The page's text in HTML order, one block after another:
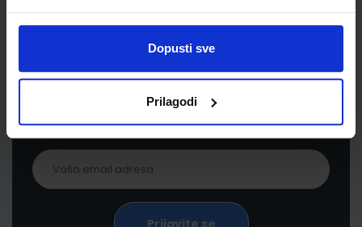
Dopusti sve
Prilagodi
Newsletter prijava
proizvodima i uslugama, akcijama i drugim